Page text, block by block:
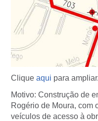
Clique aqui para ampliar.
Motivo: Construção de
Rogério de Moura, com
veículos de acesso à